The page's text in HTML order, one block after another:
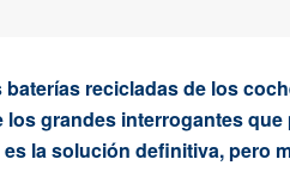
baterías recicladas de los
los grandes interrogantes
la solución definitiva, pero